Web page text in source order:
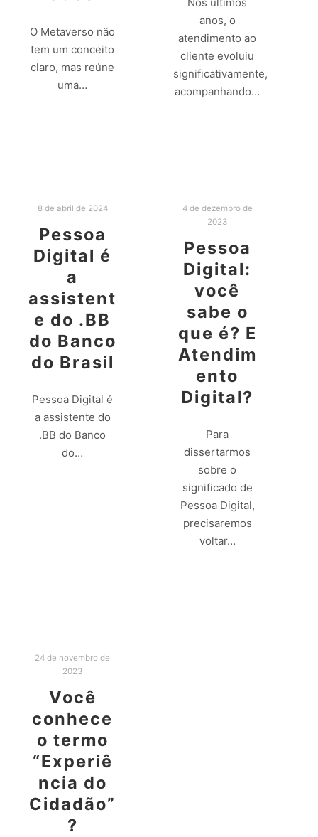
O Metaverso não
tem um conceito
claro, mas reúne
uma…
anos, o
atendimento ao
cliente evoluiu
significativamente,
acompanhando…
8 de abril de 2024
Pessoa
Digital é
a
assistent
e do .BB
do Banco
do Brasil
Pessoa Digital é
a assistente do
.BB do Banco
do…
4 de dezembro de
2023
Pessoa
Digital:
você
sabe o
que é? E
Atendim
ento
Digital?
Para
dissertarmos
sobre o
significado de
Pessoa Digital,
precisaremos
voltar…
24 de novembro de
2023
Você
conhece
o termo
“Experiê
ncia do
Cidadão”
?